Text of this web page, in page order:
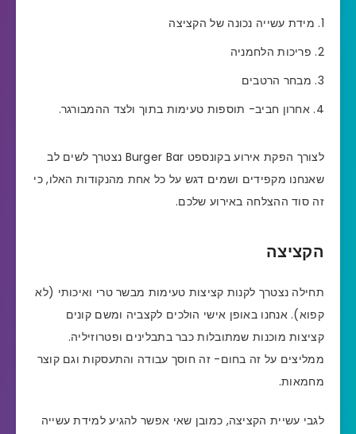
מידת עשייה נכונה של הקציצה
פריכות הלחמניה
מבחר הרטבים
אחרון חביב- תוספות טעימות בתוך ולצד ההמבורגר.
לצורך הפקת אירוע בקונספט Burger Bar נצטרך לשים לב
שאנחנו מקפידים ושמים דגש על כל אחת מהנקודות האלו, כי
זה סוד ההצלחה באירוע שלכם.
הקציצה
תחילה נצטרך לקנות קציצות טעימות מבשר טרי ואיכותי (לא
קפוא). אנחנו באופן אישי הולכים לקצביה ומשם קונים
קציצות מוכנות שמתובלות כבר בתבלינים ופטרוזיליה.
ממליצים על זה בחום- זה חוסך עבודה והתעסקות וגם קוצר
מחמאות.
לגבי עשיית הקציצה, כמובן שאי אפשר להגיע למידת עשייה